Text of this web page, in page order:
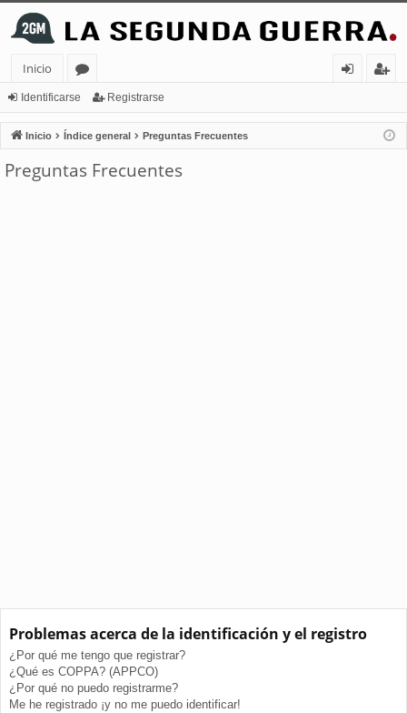
Inicio
or
os
nt
ifi
ist
ra
Identificarse Registrarse
Inicio Índice general Preguntas Frecuentes
Preguntas Frecuentes
Problemas acerca de la identificación y el registro
¿Por qué me tengo que registrar?
¿Qué es COPPA? (APPCO)
¿Por qué no puedo registrarme?
Me he registrado ¡y no me puedo identificar!